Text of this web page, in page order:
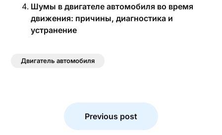
Шумы в двигателе автомобиля во время
движения: причины, диагностика и
устранение
Двигатель автомобиля
Previous post